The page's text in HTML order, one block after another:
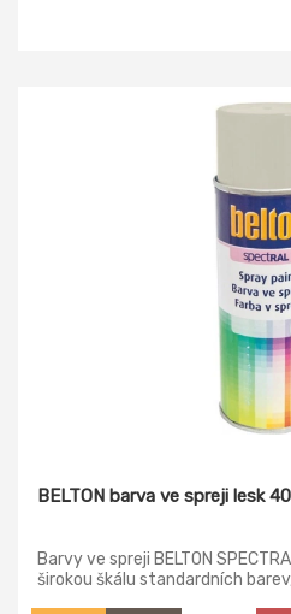
BELTON barva ve spreji lesk
Barvy ve spreji BELTON
širokou škálu standardních